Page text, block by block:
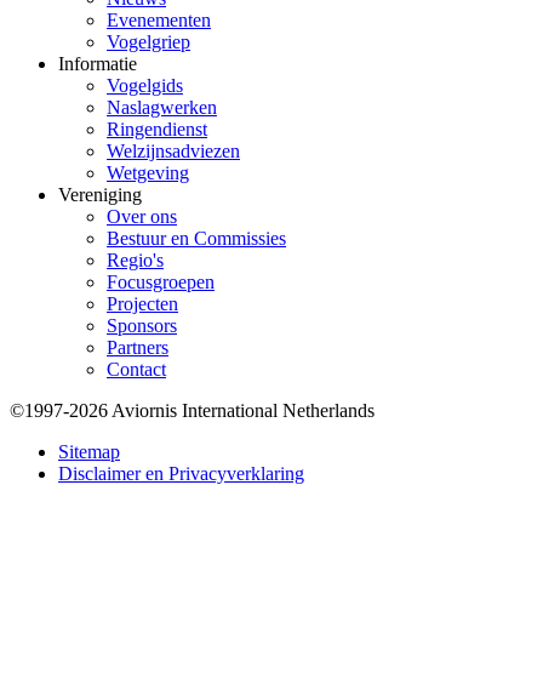
Evenementen
Vogelgriep
Informatie
Vogelgids
Naslagwerken
Ringendienst
Welzijnsadviezen
Wetgeving
Vereniging
Over ons
Bestuur en Commissies
Regio's
Focusgroepen
Projecten
Sponsors
Partners
Contact
Bottom
©1997-2026 Aviornis International Netherlands
Sitemap
Disclaimer en Privacyverklaring